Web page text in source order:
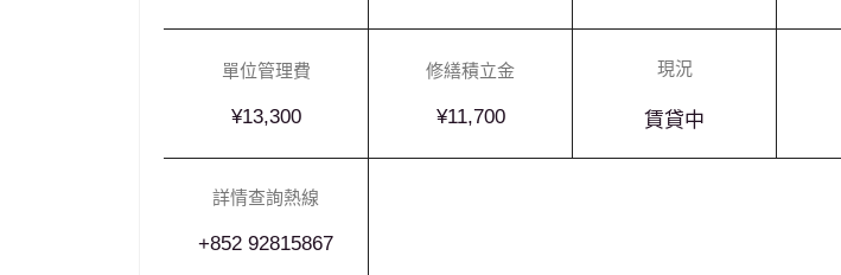
單位管理費
¥13,300
修繕積立金
¥11,700
現況
賃貸中
詳情查詢熱線
+852 92815867